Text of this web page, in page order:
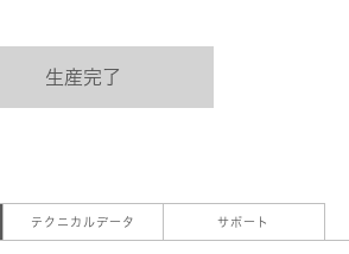
生産完了
テクニカルデータ サポート